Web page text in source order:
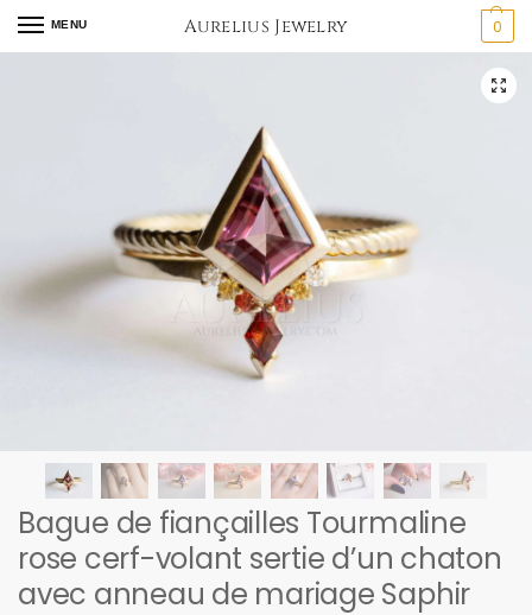
MENU Aurelius Jewelry 0
Bague de fiançailles Tourmaline
rose cerf-volant sertie d’un chaton
avec anneau de mariage Saphir